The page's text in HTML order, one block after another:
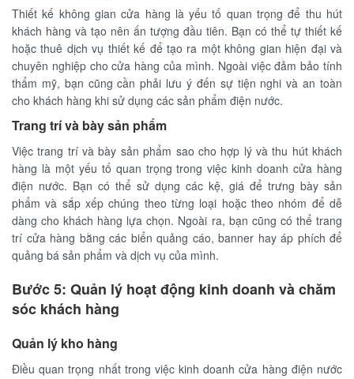
Thiết kế không gian cửa hàng là yếu tố quan trọng để thu hút
khách hàng và tạo nên ấn tượng đầu tiên. Bạn có thể tự thiết kế
hoặc thuê dịch vụ thiết kế để tạo ra một không gian hiện đại và
chuyên nghiệp cho cửa hàng của mình. Ngoài việc đảm bảo tính
thẩm mỹ, bạn cũng cần phải lưu ý đến sự tiện nghi và an toàn
cho khách hàng khi sử dụng các sản phẩm điện nước.
Trang trí và bày sản phẩm
Việc trang trí và bày sản phẩm sao cho hợp lý và thu hút khách
hàng là một yếu tố quan trọng trong việc kinh doanh cửa hàng
điện nước. Bạn có thể sử dụng các kệ, giá để trưng bày sản
phẩm và sắp xếp chúng theo từng loại hoặc theo nhóm để dễ
dàng cho khách hàng lựa chọn. Ngoài ra, bạn cũng có thể trang
trí cửa hàng bằng các biển quảng cáo, banner hay áp phích để
quảng bá sản phẩm và dịch vụ của mình.
Bước 5: Quản lý hoạt động kinh doanh và chăm
sóc khách hàng
Quản lý kho hàng
Điều quan trọng nhất trong việc kinh doanh cửa hàng điện nước